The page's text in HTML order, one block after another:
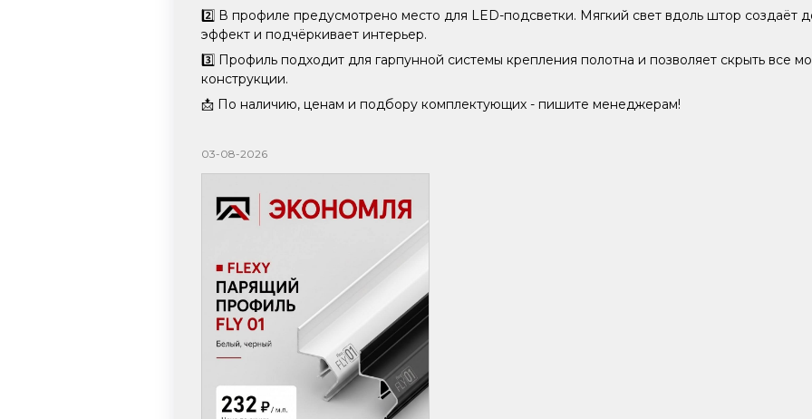
2️⃣ В профиле предусмотрено место для LED-подсветки. Мягкий свет вдоль штор создаёт
эффект и подчёркивает интерьер.
3️⃣ Профиль подходит для гарпунной системы крепления полотна и позволяет скрыть все
конструкции.
📩 По наличию, ценам и подбору комплектующих - пишите менеджерам!
03-08-2026